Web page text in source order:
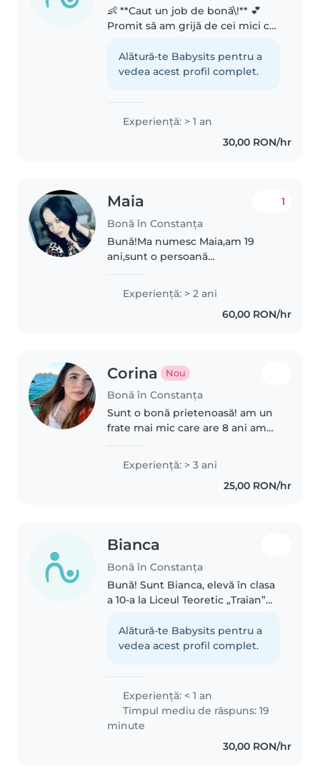
👶 **Caut un job de bonă\!** 💕
Promit să am grijă de cei mici cu
Sunt genul de persoană care
poate construi un castel din
Alătură-te Babysits pentru a
vedea acest profil complet.
Experienţă: > 1 an
30,00 RON/hr
Maia
Bonă în Constanța
1
Bună!Ma numesc Maia,am 19
ani,sunt o persoană
un copil,mă pot descurca și cu
treburile casei,gătesc,fac
Experienţă: > 2 ani
60,00 RON/hr
Corina Nou
Bonă în Constanța
Sunt o bonă prietenoasă! am un
frate mai mic care are 8 ani am
momente și am avut grijă și de
copii vecinilor în trecut.. Vorbesc
română și engleză fluent..
Experienţă: > 3 ani
25,00 RON/hr
Bianca
Bonă în Constanța
Bună! Sunt Bianca, elevă în clasa
a 10-a la Liceul Teoretic „Traian”
răbdătoare și mereu dornică să
încerc lucruri noi.Am experiență
Alătură-te Babysits pentru a
vedea acest profil complet.
Experienţă: < 1 an
Timpul mediu de răspuns: 19
minute
30,00 RON/hr